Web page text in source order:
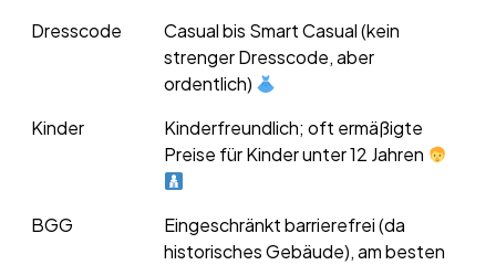
Dresscode
Casual bis Smart Casual (kein
strenger Dresscode, aber
ordentlich)
Kinder
Kinderfreundlich; oft ermäßigte
Preise für Kinder unter 12 Jahren
BGG
Eingeschränkt barrierefrei (da
historisches Gebäude), am besten